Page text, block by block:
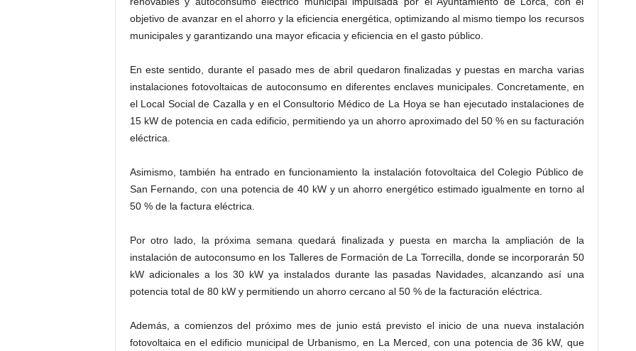
objetivo de avanzar en el ahorro y la eficiencia energética, optimizando al mismo tiempo los recursos
municipales y garantizando una mayor eficacia y eficiencia en el gasto público.
En este sentido, durante el pasado mes de abril quedaron finalizadas y puestas en marcha varias
instalaciones fotovoltaicas de autoconsumo en diferentes enclaves municipales. Concretamente, en
el Local Social de Cazalla y en el Consultorio Médico de La Hoya se han ejecutado instalaciones de
15 kW de potencia en cada edificio, permitiendo ya un ahorro aproximado del 50 % en su facturación
eléctrica.
Asimismo, también ha entrado en funcionamiento la instalación fotovoltaica del Colegio Público de
San Fernando, con una potencia de 40 kW y un ahorro energético estimado igualmente en torno al
50 % de la factura eléctrica.
Por otro lado, la próxima semana quedará finalizada y puesta en marcha la ampliación de la
instalación de autoconsumo en los Talleres de Formación de La Torrecilla, donde se incorporarán 50
kW adicionales a los 30 kW ya instalados durante las pasadas Navidades, alcanzando así una
potencia total de 80 kW y permitiendo un ahorro cercano al 50 % de la facturación eléctrica.
Además, a comienzos del próximo mes de junio está previsto el inicio de una nueva instalación
fotovoltaica en el edificio municipal de Urbanismo, en La Merced, con una potencia de 36 kW, que